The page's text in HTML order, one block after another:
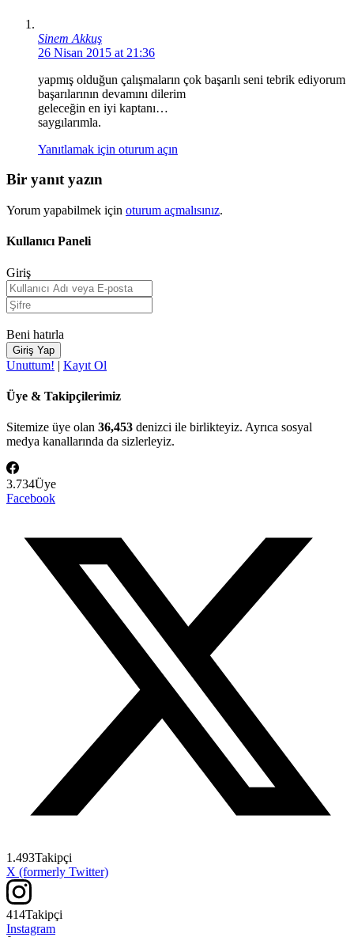
Sinem Akkuş
26 Nisan 2015 at 21:36
yapmış olduğun çalışmaların çok başarılı seni tebrik ediyorum
başarılarının devamını dilerim
geleceğin en iyi kaptanı…
saygılarımla.
Yanıtlamak için oturum açın
Bir yanıt yazın
Yorum yapabilmek için oturum açmalısınız.
Kullanıcı Paneli
Giriş
Beni hatırla
Unuttum! | Kayıt Ol
Üye & Takipçilerimiz
Sitemize üye olan 36,453 denizci ile birlikteyiz. Ayrıca sosyal
medya kanallarında da sizlerleyiz.
3.734Üye
Facebook
1.493Takipçi
X (formerly Twitter)
414Takipçi
Instagram